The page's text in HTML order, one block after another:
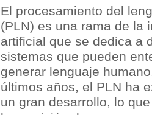
El procesamiento del
(PLN) es una rama de la
artificial que se dedica a
sistemas que pueden
generar lenguaje
últimos años, el PLN ha
un gran desarrollo, lo